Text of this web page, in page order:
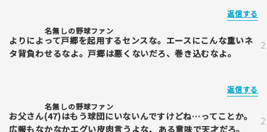
返信する
名無しの野球ファン
よりによって戸郷を起用するセンスな。エースにこんな重いネ
タ背負わせるなよ。戸郷は悪くないだろ、巻き込むなよ。
返信する
名無しの野球ファン
お父さん(47)はもう球団にいないんですけどね…ってことか。
広報もなかなかエグい皮肉言うよな、ある意味で天才だろ。